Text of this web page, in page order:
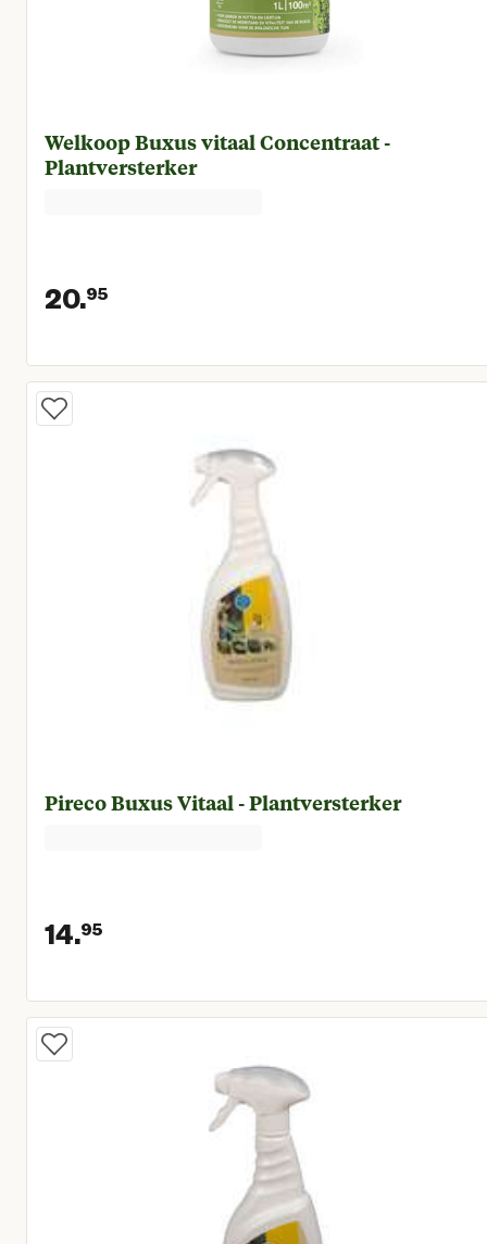
Welkoop Buxus vitaal Concentraat -
Plantversterker
20.95
Huidige prijs € 20,95
Pireco Buxus Vitaal - Plantversterker
14.95
Huidige prijs € 14,95